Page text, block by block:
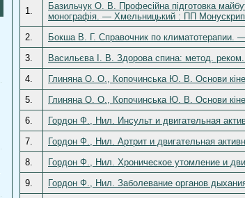
1.
Базильчук О. В. Професійна підготовка
монографія. — Хмельницький : ПП
2.
Бокша В. Г. Справочник по
3.
Васильєва І. В. Здорова спина: метод.
4.
Глиняна О. О., Копочинська Ю. В. Основи
5.
Глиняна О. О., Копочинська Ю. В. Основи
6.
Гордон Ф., Нил. Инсульт и двигательная
7.
Гордон Ф., Нил. Артрит и двигательная
8.
Гордон Ф., Нил. Хроническое утомление и
9.
Гордон Ф., Нил. Заболевание органов